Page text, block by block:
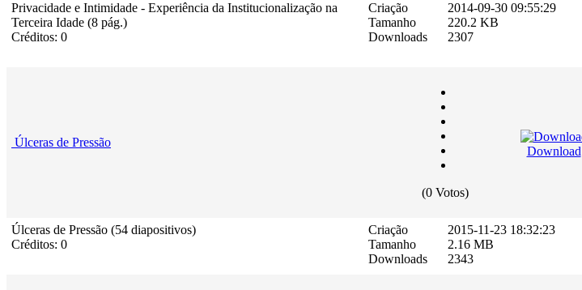
Privacidade e Intimidade - Experiência da Institucionalização na
Terceira Idade (8 pág.)
Créditos: 0
Criação
Tamanho
Downloads
2014-09-30 09:55:29
220.2 KB
2307
Úlceras de Pressão
(0 Votos)
Download
Úlceras de Pressão (54 diapositivos)
Créditos: 0
Criação
Tamanho
Downloads
2015-11-23 18:32:23
2.16 MB
2343